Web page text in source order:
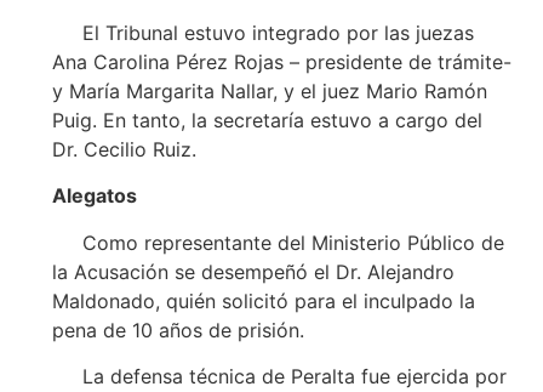
El Tribunal estuvo integrado por las juezas
Ana Carolina Pérez Rojas – presidente de trámite-
y María Margarita Nallar, y el juez Mario Ramón
Puig. En tanto, la secretaría estuvo a cargo del
Dr. Cecilio Ruiz.
Alegatos
Como representante del Ministerio Público de
la Acusación se desempeñó el Dr. Alejandro
Maldonado, quién solicitó para el inculpado la
pena de 10 años de prisión.
La defensa técnica de Peralta fue ejercida por